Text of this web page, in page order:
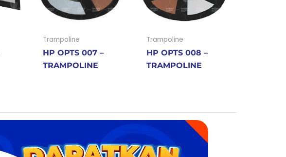
Trampoline
HP OPTS 007 –
TRAMPOLINE
Trampoline
HP OPTS 008 –
TRAMPOLINE